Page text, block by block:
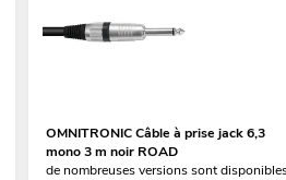
OMNITRONIC Câble à prise jack 6,3
mono 3 m noir ROAD
de nombreuses versions sont